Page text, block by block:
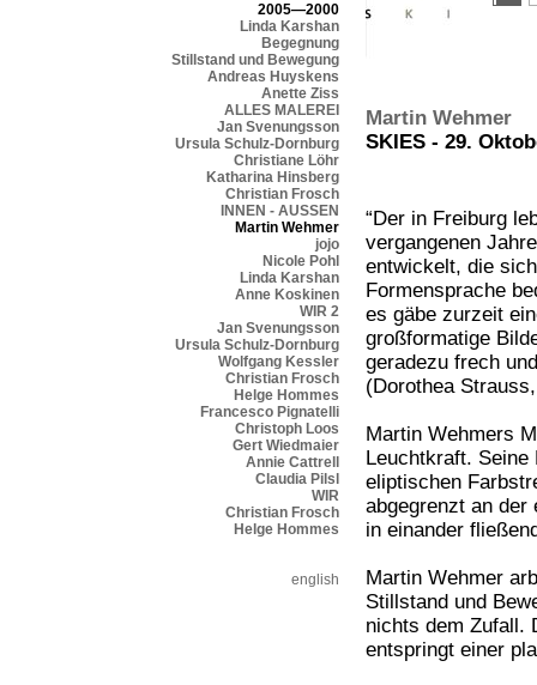
2005—2000
Linda Karshan
Begegnung
Stillstand und Bewegung
Andreas Huyskens
Anette Ziss
ALLES MALEREI
Jan Svenungsson
Ursula Schulz-Dornburg
Christiane Löhr
Katharina Hinsberg
Christian Frosch
INNEN - AUSSEN
Martin Wehmer
jojo
Nicole Pohl
Linda Karshan
Anne Koskinen
WIR 2
Jan Svenungsson
Ursula Schulz-Dornburg
Wolfgang Kessler
Christian Frosch
Helge Hommes
Francesco Pignatelli
Christoph Loos
Gert Wiedmaier
Annie Cattrell
Claudia Pilsl
WIR
Christian Frosch
Helge Hommes
english
Martin Wehmer
SKIES - 29.
“Der in Freiburg
vergangenen
entwickelt, die
Formensprache
es gäbe zurzeit
großformatige
geradezu frech
(Dorothea
Martin Wehmers
Leuchtkraft.
eliptischen
abgegrenzt an der
in einander
Martin Wehmer
Stillstand und
nichts dem Zufall.
entspringt einer